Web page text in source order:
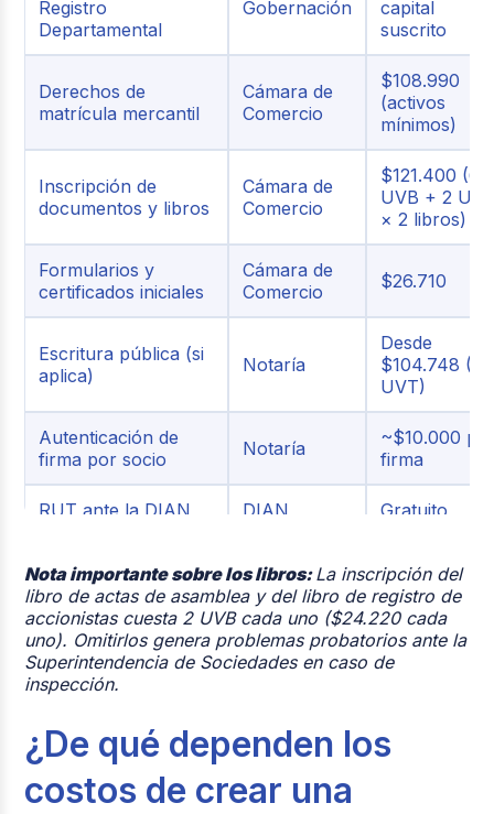
Registro
Departamental
Gobernación
capital
suscrito
Derechos de
matrícula mercantil
Cámara de
Comercio
$108.990
(activos
mínimos)
Inscripción de
documentos y libros
Cámara de
Comercio
$121.400 (6
UVB + 2
× 2 libros)
Formularios y
certificados iniciales
Cámara de
Comercio
$26.710
Escritura pública (si
aplica)
Notaría
Desde
$104.748 (2
UVT)
Autenticación de
firma por socio
Notaría
~$10.000
firma
RUT ante la DIAN DIAN Gratuito
contable/facturación
electrónica
Terceros
$37.000 –
$70.000/mes
Firma digital anual Terceros
$120.990 –
$271.990/
Nota importante sobre los libros:La inscripción del
libro de actas de asamblea y del libro de registro de
accionistas cuesta 2 UVB cada uno ($24.220 cada
uno). Omitirlos genera problemas probatorios ante la
Superintendencia de Sociedades en caso de
inspección.
¿De qué dependen los
costos de crear una